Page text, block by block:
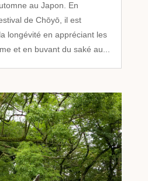
au Japon. En
de Chōyō, il est
longévité en appréciant les
et en buvant du saké au...